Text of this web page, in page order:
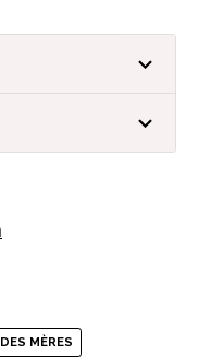
MÈRES